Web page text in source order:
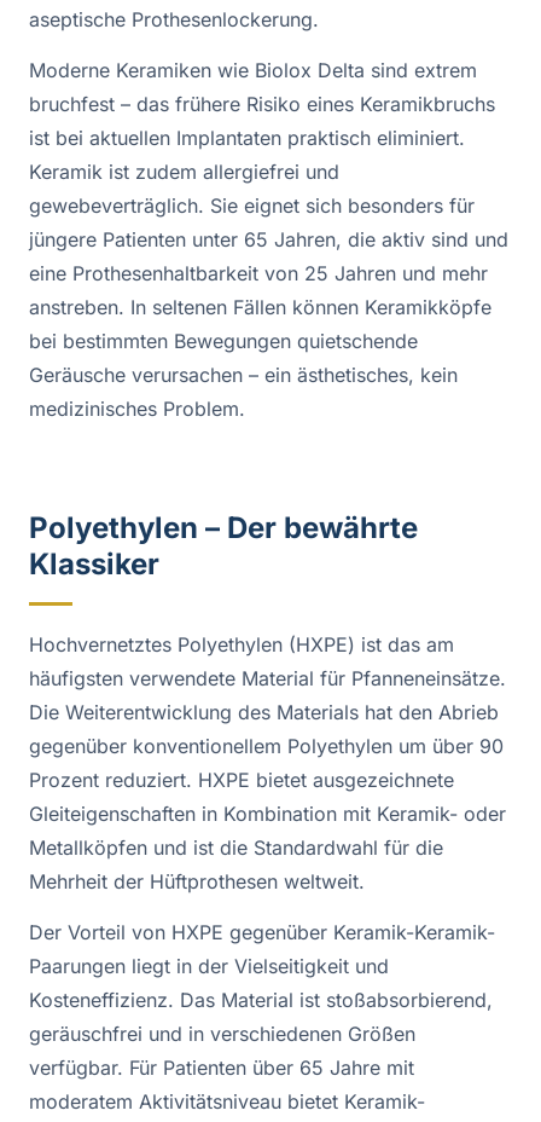
aseptische Prothesenlockerung.
Moderne Keramiken wie Biolox Delta sind extrem
bruchfest – das frühere Risiko eines Keramikbruchs
ist bei aktuellen Implantaten praktisch eliminiert.
Keramik ist zudem allergiefrei und
gewebeverträglich. Sie eignet sich besonders für
jüngere Patienten unter 65 Jahren, die aktiv sind und
eine Prothesenhaltbarkeit von 25 Jahren und mehr
anstreben. In seltenen Fällen können Keramikköpfe
bei bestimmten Bewegungen quietschende
Geräusche verursachen – ein ästhetisches, kein
medizinisches Problem.
Polyethylen – Der bewährte
Klassiker
Hochvernetztes Polyethylen (HXPE) ist das am
häufigsten verwendete Material für Pfanneneinsätze.
Die Weiterentwicklung des Materials hat den Abrieb
gegenüber konventionellem Polyethylen um über 90
Prozent reduziert. HXPE bietet ausgezeichnete
Gleiteigenschaften in Kombination mit Keramik- oder
Metallköpfen und ist die Standardwahl für die
Mehrheit der Hüftprothesen weltweit.
Der Vorteil von HXPE gegenüber Keramik-Keramik-
Paarungen liegt in der Vielseitigkeit und
Kosteneffizienz. Das Material ist stoßabsorbierend,
geräuschfrei und in verschiedenen Größen
verfügbar. Für Patienten über 65 Jahre mit
moderatem Aktivitätsniveau bietet Keramik-